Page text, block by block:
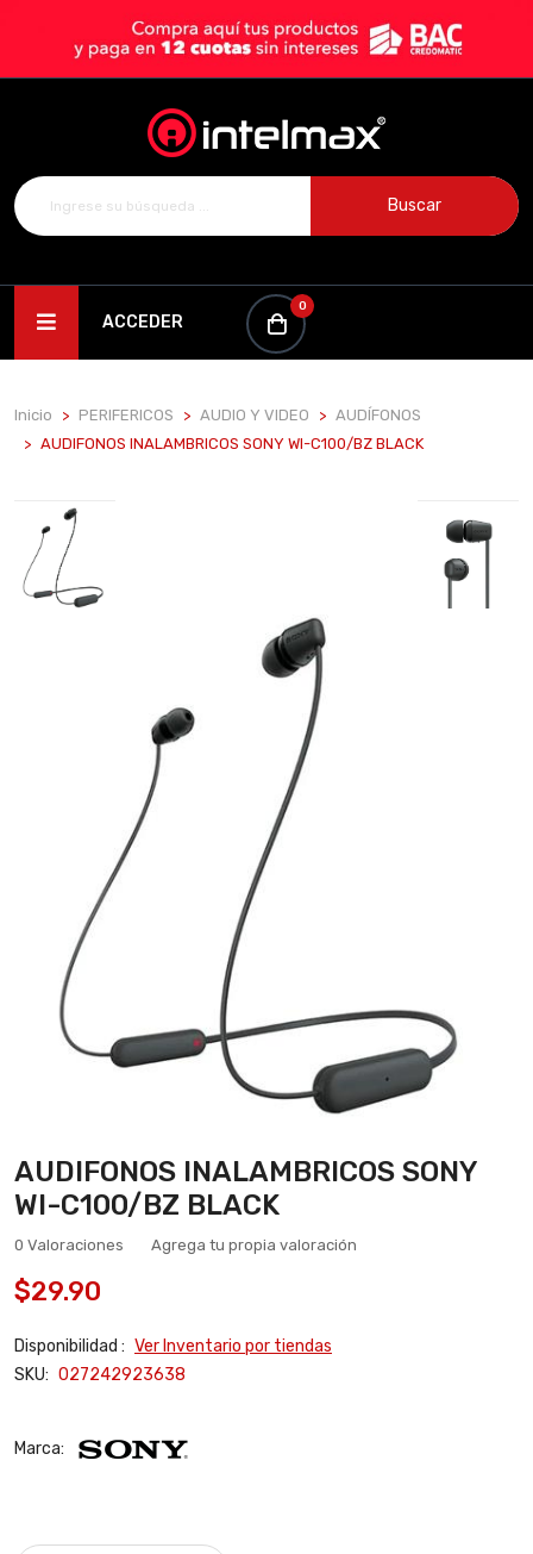
Buscar
ACCEDER
0
Inicio PERIFERICOS AUDIO Y VIDEO
AUDÍFONOS
AUDIFONOS INALAMBRICOS SONY WI-C100/BZ BLACK
AUDIFONOS INALAMBRICOS SONY
WI-C100/BZ BLACK
0 Valoraciones Agrega tu propia valoración
$29.90
Disponibilidad : Ver Inventario por tiendas
SKU: 027242923638
Marca: